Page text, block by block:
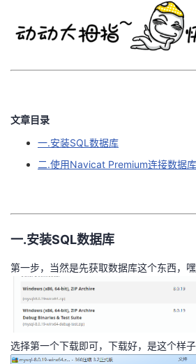
我
子
直
播
的
活
动
我
的
关
我
的
我
文章目录
一.安装SQL数据库
二.使用Navicat Premium连接数据库
一.安装SQL数据库
第一步，当然是先获取数据库这个东西，
选择第一个下载即可，下载好，是这个样子